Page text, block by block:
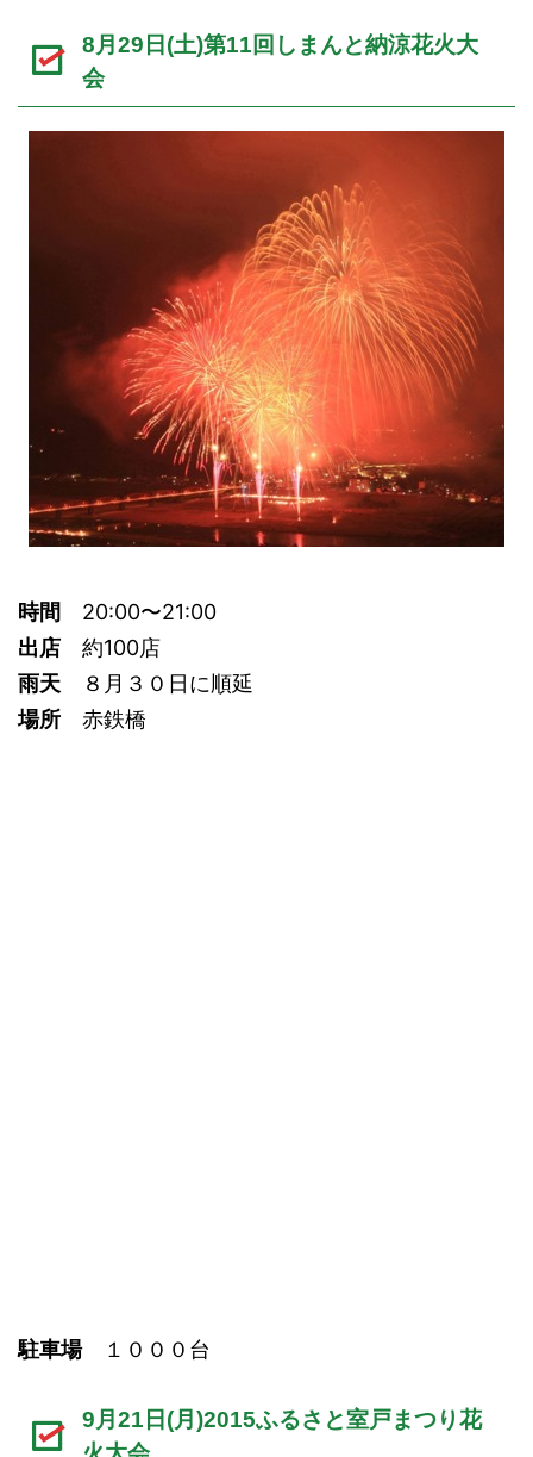
8月29日(土)第11回しまんと納涼花火大
会
時間 20:00〜21:00
出店 約100店
雨天 ８月３０日に順延
場所 赤鉄橋
駐車場１０００台
9月21日(月)2015ふるさと室戸まつり花